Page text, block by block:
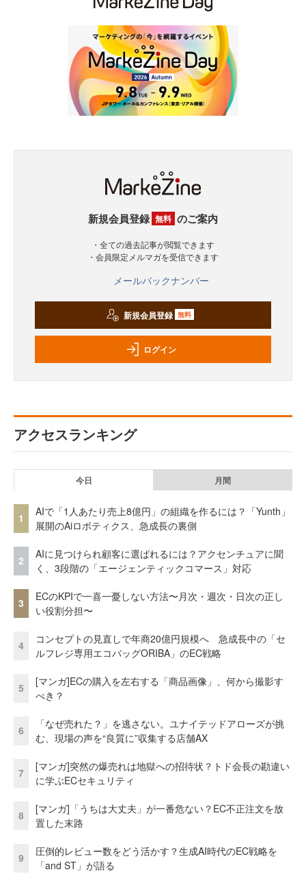
新規会員登録 無料 のご案内
・全ての過去記事が閲覧できます
・会員限定メルマガを受信できます
メールバックナンバー
新規会員登録 無料
ログイン
アクセスランキング
今日 月間
1
AIで「1人あたり売上8億円」の組織を作るには？「Yunth」
展開のAiロボティクス、急成長の裏側
2
AIに見つけられ顧客に選ばれるには？アクセンチュアに聞
く、3段階の「エージェンティックコマース」対応
3
ECのKPIで一喜一憂しない方法〜月次・週次・日次の正し
い役割分担〜
4
コンセプトの見直しで年商20億円規模へ 急成長中の「セ
ルフレジ専用エコバッグORIBA」のEC戦略
5
[マンガ]ECの購入を左右する「商品画像」、何から撮影す
べき？
6
「なぜ売れた？」を逃さない。ユナイテッドアローズが挑
む、現場の声を“良質に”収集する店舗AX
7
[マンガ]突然の爆売れは地獄への招待状？トド会長の勘違い
に学ぶECセキュリティ
8
[マンガ]「うちは大丈夫」が一番危ない？EC不正注文を放
置した末路
9
圧倒的レビュー数をどう活かす？生成AI時代のEC戦略を
「and ST」が語る